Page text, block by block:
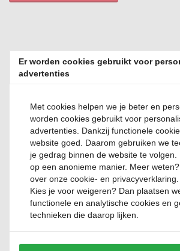
Relevante producten
Thermoskan 0,65 liter Coconut
0 Reviews
€ 69,
Er worden cookies gebruikt voor
advertenties
Met cookies helpen we je beter en
worden cookies gebruikt voor
advertenties. Dankzij functionele
website goed. Daarom gebruiken we
je gedrag binnen de website te volgen.
op een anonieme manier. Meer weten?
over onze cookie- en privacyverklaring.
Kies je voorweigeren? Dan plaatsen
functionele en analytische cookies en
technieken die daarop lijken.